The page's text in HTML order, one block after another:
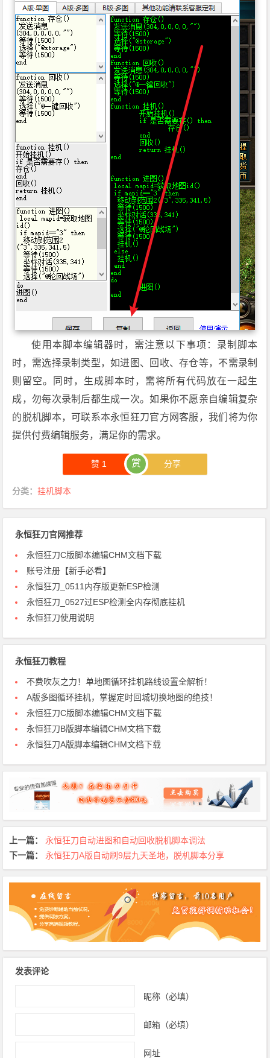
使用本脚本编辑器时，需注意以下事项：录制脚本
时，需选择录制类型，如进图、回收、存仓等，不需录制
则留空。同时，生成脚本时，需将所有代码放在一起生
成，勿每次录制后都生成一次。如果你不愿亲自编辑复杂
的脱机脚本，可联系本永恒狂刀官方网客服，我们将为你
提供付费编辑服务，满足你的需求。
赞1 赏 分享
分类：挂机脚本
永恒狂刀官网推荐
永恒狂刀C版脚本编辑CHM文档下载
账号注册【新手必看】
永恒狂刀_0511内存版更新ESP检测
永恒狂刀_0527过ESP检测全内存彻底挂机
永恒狂刀使用说明
永恒狂刀教程
不费吹灰之力！单地图循环挂机路线设置全解析！
A版多图循环挂机，掌握定时回城切换地图的绝技！
永恒狂刀C版脚本编辑CHM文档下载
永恒狂刀B版脚本编辑CHM文档下载
永恒狂刀A版脚本编辑CHM文档下载
上一篇：
永恒狂刀自动进图和自动回收脱机脚本调法
下一篇：
永恒狂刀A版自动刷9层九天圣地，脱机脚本分享
发表评论
昵称（必填）
邮箱（必填）
网址